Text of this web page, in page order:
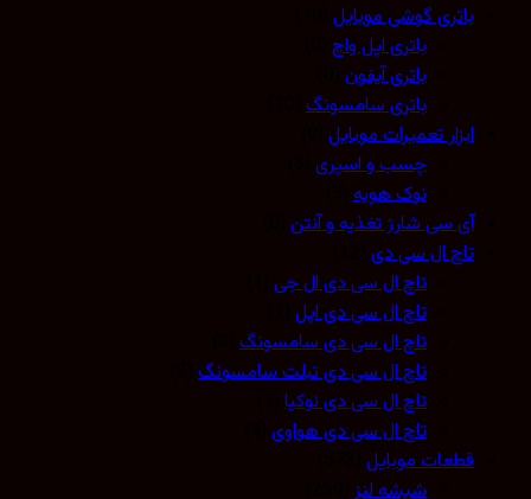
باتری گوشی موبایل(10)
باتری اپل واچ(0)
باتری آیفون(0)
باتری سامسونگ(10)
ابزار تعمیرات موبایل(9)
چسب و اسپری(3)
نوک هویه(5)
آی سی شارژ تغذیه و آنتن(0)
تاچ ال سی دی(12)
تاچ ال سی دی ال جی(1)
تاچ ال سی دی اپل(1)
تاچ ال سی دی سامسونگ(3)
تاچ ال سی دی تبلت سامسونگ(2)
تاچ ال سی دی نوکیا (1)
تاچ ال سی دی هواوی(4)
قطعات موبایل(573)
شیشه لنز(259)